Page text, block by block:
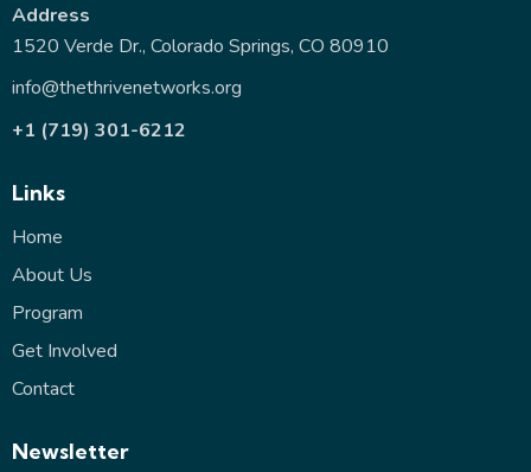
Address
1520 Verde Dr., Colorado Springs, CO 80910
info@thethrivenetworks.org
+1 (719) 301-6212
Links
Home
About Us
Program
Get Involved
Contact
Newsletter